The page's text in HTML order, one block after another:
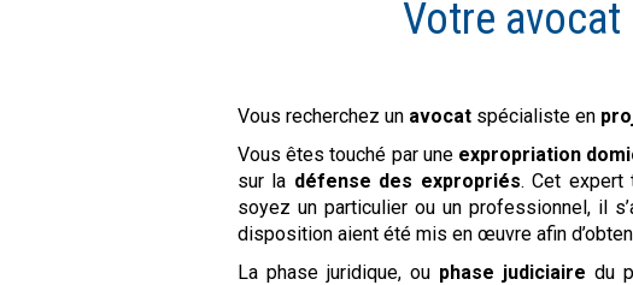
Votre avocat
Vous recherchez un avocat spécialiste en
Vous êtes touché par une expropriation
sur la défense des expropriés. Cet expert
soyez un particulier ou un professionnel, il
disposition aient été mis en œuvre afin
La phase juridique, ou phase judiciaire du